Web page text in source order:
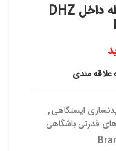
دستگاه بدنسازی خیاطه داخل DHZ
علاقه مندی
ایستگاهی,
قدرتی باشگاهی